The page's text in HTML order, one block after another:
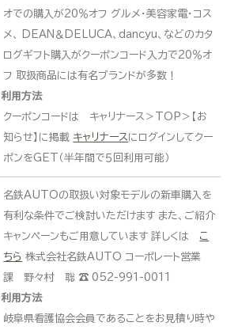
オでの購入が20％オフ グルメ・美容家電・コス
メ、 DEAN＆DELUCA、dancyu、などのカタ
ログギフト購入がクーポンコード入力で20％オ
フ 取扱商品には有名ブランドが多数！
利用方法
クーポンコードは キャリナース＞TOP＞【お
知らせ】に掲載 キャリナースにログインしてクー
ポンをGET（半年間で５回利用可能）
名鉄AUTOの取扱い対象モデルの新車購入を
有利な条件でご検討いただけます また、ご紹介
キャンペーンもご用意しています 詳しくは こ
ちら 株式会社名鉄AUTO コーポレート営業
課 野々村 聡 ☎ 052-991-0011
利用方法
岐阜県看護協会会員であることをお見積り時や